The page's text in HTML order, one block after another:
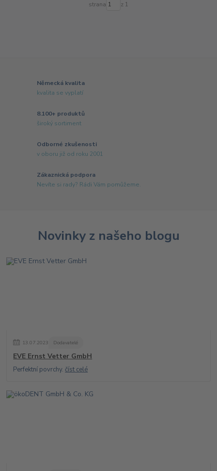
strana z 1
Německá kvalita
kvalita se vyplatí
8.100+ produktů
široký sortiment
Odborné zkušenosti
v oboru již od roku 2001
Zákaznická podpora
Nevíte si rady? Rádi Vám pomůžeme.
Novinky z našeho blogu
13.07.2023 Dodavatelé
EVE Ernst Vetter GmbH
Perfektní povrchy.číst celé